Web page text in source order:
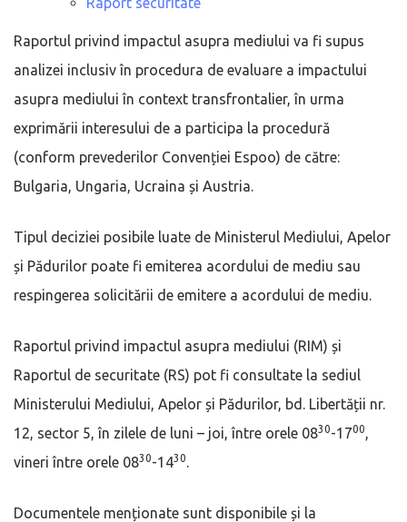
Raportul privind impactul asupra mediului va fi supus
analizei inclusiv în procedura de evaluare a impactului
asupra mediului în context transfrontalier, în urma
exprimării interesului de a participa la procedură
(conform prevederilor Convenției Espoo) de către:
Bulgaria, Ungaria, Ucraina și Austria.
Tipul deciziei posibile luate de Ministerul Mediului, Apelor
și Pădurilor poate fi emiterea acordului de mediu sau
respingerea solicitării de emitere a acordului de mediu.
Raportul privind impactul asupra mediului (RIM) și
Raportul de securitate (RS) pot fi consultate la sediul
Ministerului Mediului, Apelor și Pădurilor, bd. Libertății nr.
12, sector 5, în zilele de luni – joi, între orele 0830-1700,
vineri între orele 0830-1430.
Documentele menționate sunt disponibile și la